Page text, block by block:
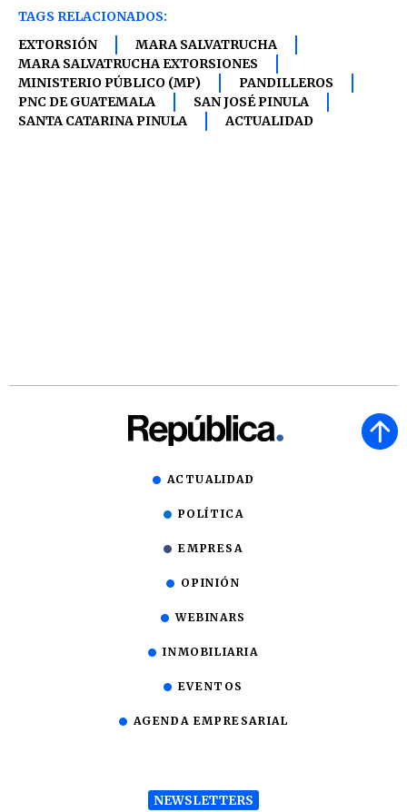
TAGS RELACIONADOS:
EXTORSIÓN
MARA SALVATRUCHA
MARA SALVATRUCHA EXTORSIONES
MINISTERIO PÚBLICO (MP)
PANDILLEROS
PNC DE GUATEMALA
SAN JOSÉ PINULA
SANTA CATARINA PINULA
ACTUALIDAD
ACTUALIDAD
POLÍTICA
EMPRESA
OPINIÓN
WEBINARS
INMOBILIARIA
EVENTOS
AGENDA EMPRESARIAL
NEWSLETTERS